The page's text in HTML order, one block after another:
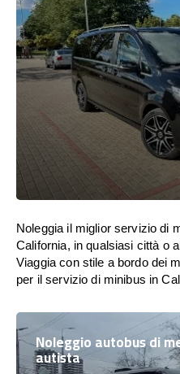
Noleggia il miglior servizio di
California, in qualsiasi città o
Viaggia con stile a bordo dei
per il servizio di minibus in
Noleggio autobus di
autista